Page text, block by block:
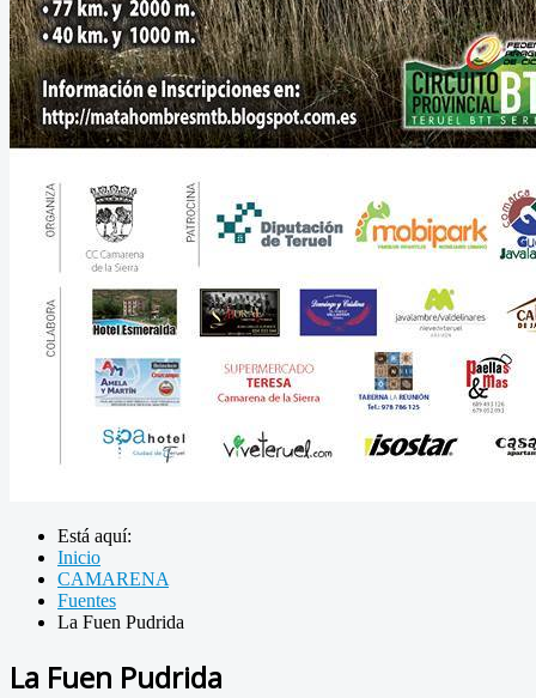
Está aquí:
Inicio
CAMARENA
Fuentes
La Fuen Pudrida
La Fuen Pudrida